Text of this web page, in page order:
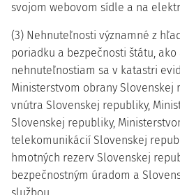
svojom webovom sídle a na
(3) Nehnuteľnosti významné z
poriadku a bezpečnosti štátu,
nehnuteľnostiam sa v katastri
Ministerstvom obrany Slovenskej
vnútra Slovenskej republiky,
Slovenskej republiky,
telekomunikácií Slovenskej
hmotných rezerv Slovenskej
bezpečnostným úradom a